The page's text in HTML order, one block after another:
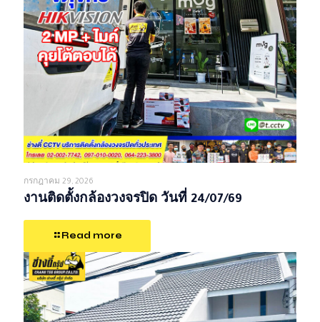
กรกฎาคม 29, 2026
งานติดตั้งกล้องวงจรปิด วันที่ 24/07/69
Read more